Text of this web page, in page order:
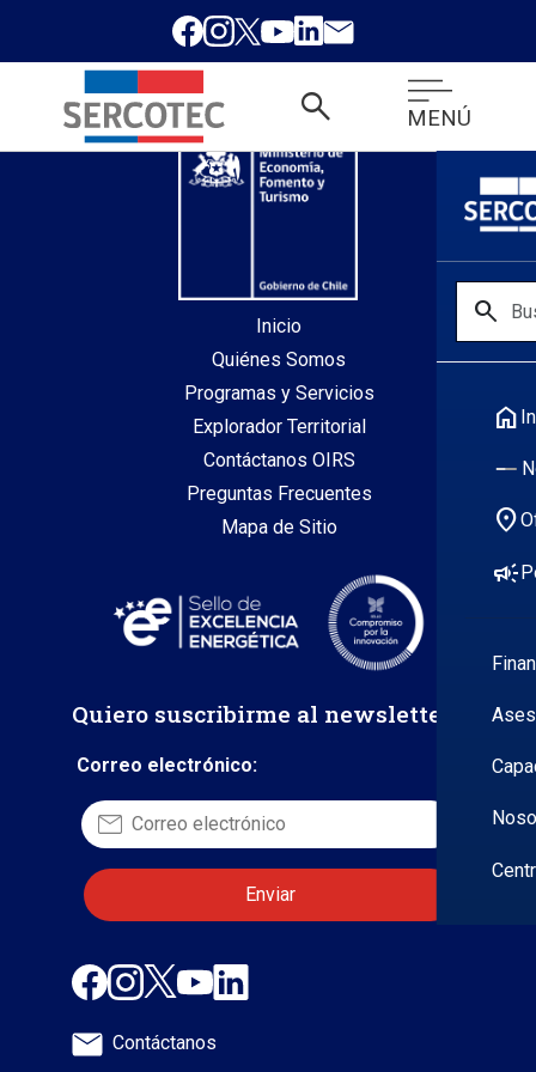
search MENÚ
search
home
location_on
campaign
desde index.php
Inicio
Quiénes Somos
Programas y Servicios
Explorador Territorial
Contáctanos OIRS
Preguntas Frecuentes
Mapa de Sitio
Quiero suscribirme al newsletter
Correo electrónico:
Contáctanos